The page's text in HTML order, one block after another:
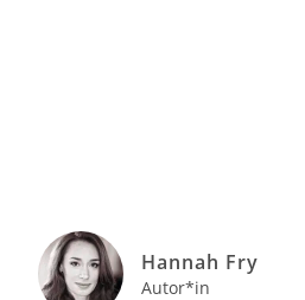
Hannah Fry
Autor*in